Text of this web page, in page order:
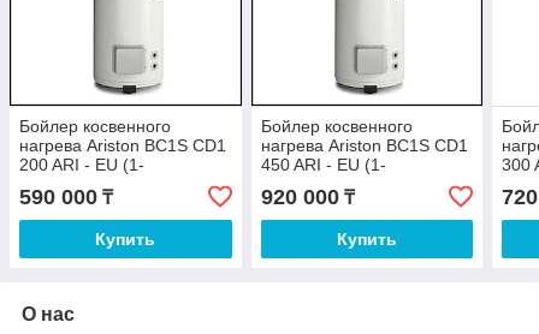
Бойлер косвенного
нагрева Ariston BC1S CD1
200 ARI - EU (1-
теплообменник)
590 000 ₸
Купить
Бойлер косвенного
нагрева Ariston BC1S CD1
450 ARI - EU (1-
теплообменник)
920 000₸
Купить
300
О нас